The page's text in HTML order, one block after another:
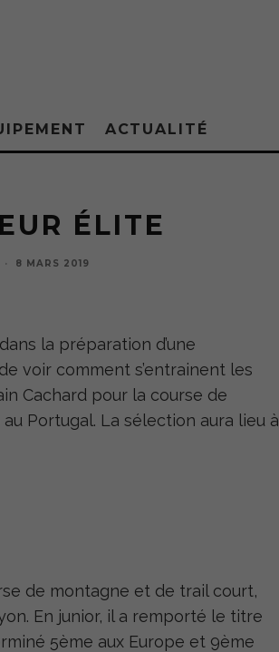
ACTUALITÉ
ÉLITE
· 8 MARS 2019
la préparation d’une
voir comment s’entrainent les
Cachard pour la course de
Portugal. La sélection aura lieu à
de montagne et de trail court,
En junior, il a remporté le titre
5ème aux Europe et 9ème